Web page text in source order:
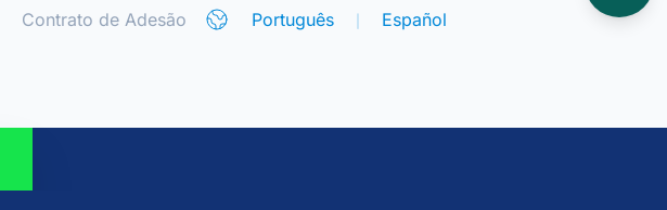
Contrato de Adesão Português Español